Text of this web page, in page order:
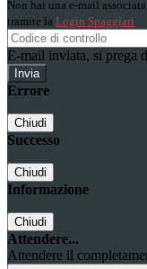
Non hai una e-mail
tramite la Login Spaggiari
E-mail inviata, si prega
Errore
Chiudi
Successo
Chiudi
Informazione
Chiudi
Attendere...
Attendere il